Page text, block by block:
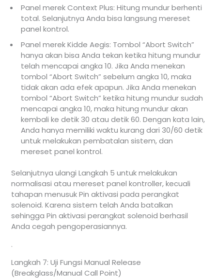
Panel merek Context Plus: Hitung mundur berhenti
total. Selanjutnya Anda bisa langsung mereset
panel kontrol.
Panel merek Kidde Aegis: Tombol “Abort Switch”
hanya akan bisa Anda tekan ketika hitung mundur
telah mencapai angka 10. Jika Anda menekan
tombol “Abort Switch” sebelum angka 10, maka
tidak akan ada efek apapun. Jika Anda menekan
tombol “Abort Switch” ketika hitung mundur sudah
mencapai angka 10, maka hitung mundur akan
kembali ke detik 30 atau detik 60. Dengan kata lain,
Anda hanya memiliki waktu kurang dari 30/60 detik
untuk melakukan pembatalan sistem, dan
mereset panel kontrol.
Selanjutnya ulangi Langkah 5 untuk melakukan
normalisasi atau mereset panel kontroller, kecuali
tahapan menusuk Pin aktivasi pada perangkat
solenoid. Karena sistem telah Anda batalkan
sehingga Pin aktivasi perangkat solenoid berhasil
Anda cegah pengoperasiannya.
.
Langkah 7: Uji Fungsi Manual Release
(Breakglass/Manual Call Point)